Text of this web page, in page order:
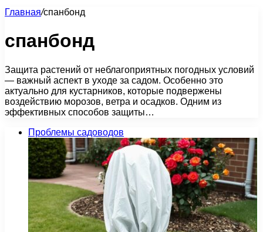
Главная/спанбонд
спанбонд
Защита растений от неблагоприятных погодных условий
— важный аспект в уходе за садом. Особенно это
актуально для кустарников, которые подвержены
воздействию морозов, ветра и осадков. Одним из
эффективных способов защиты…
Проблемы садоводов